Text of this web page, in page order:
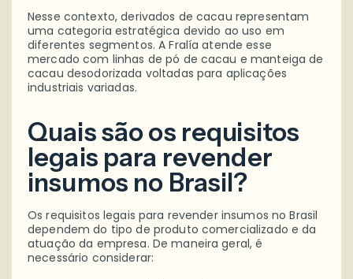
Nesse contexto, derivados de cacau representam
uma categoria estratégica devido ao uso em
diferentes segmentos. A Fralía atende esse
mercado com linhas de pó de cacau e manteiga de
cacau desodorizada voltadas para aplicações
industriais variadas.
Quais são os requisitos
legais para revender
insumos no Brasil?
Os requisitos legais para revender insumos no Brasil
dependem do tipo de produto comercializado e da
atuação da empresa. De maneira geral, é
necessário considerar: